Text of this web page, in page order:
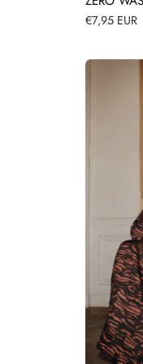
Normale
€7,95 EUR